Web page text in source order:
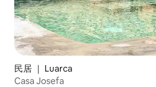
民居 ｜ Luarca
Casa Josefa